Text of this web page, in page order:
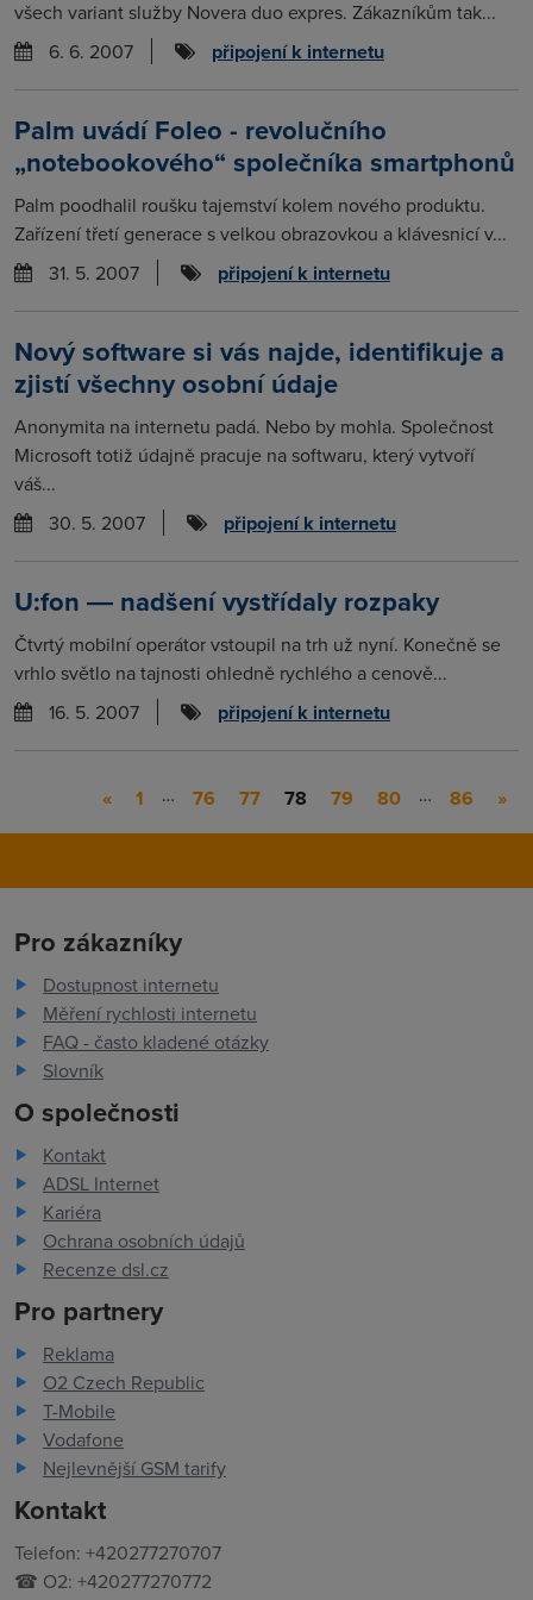
všech variant služby Novera duo expres. Zákazníkům tak...
6. 6. 2007
připojení k internetu
Palm uvádí Foleo - revolučního
„notebookového“ společníka smartphonů
Palm poodhalil roušku tajemství kolem nového produktu.
Zařízení třetí generace s velkou obrazovkou a klávesnicí v...
31. 5. 2007
připojení k internetu
Nový software si vás najde, identifikuje a
zjistí všechny osobní údaje
Anonymita na internetu padá. Nebo by mohla. Společnost
Microsoft totiž údajně pracuje na softwaru, který vytvoří
váš...
30. 5. 2007
připojení k internetu
U:fon ― nadšení vystřídaly rozpaky
Čtvrtý mobilní operátor vstoupil na trh už nyní. Konečně se
vrhlo světlo na tajnosti ohledně rychlého a cenově...
16. 5. 2007
připojení k internetu
« 1 … 76 77 78 79 80 … 86 »
Pro zákazníky
Dostupnost internetu
Měření rychlosti internetu
FAQ - často kladené otázky
Slovník
O společnosti
Kontakt
ADSL Internet
Kariéra
Ochrana osobních údajů
Recenze dsl.cz
Pro partnery
Reklama
O2 Czech Republic
T-Mobile
Vodafone
Nejlevnější GSM tarify
Kontakt
Telefon: +420277270707
☎ O2: +420277270772